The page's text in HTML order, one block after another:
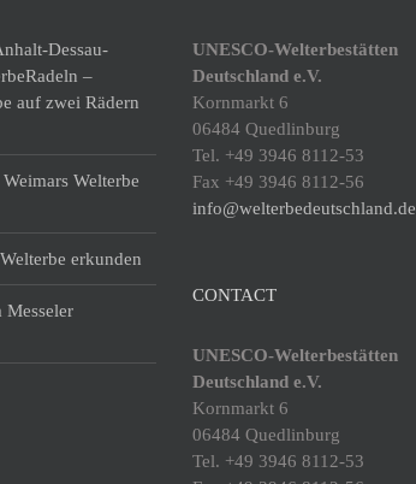
Dessau-
–
auf zwei Rädern
Welterbe
erkunden
Messeler
UNESCO-Welterbestätten
Deutschland e.V.
Kornmarkt 6
06484 Quedlinburg
Tel. +49 3946 8112-53
Fax +49 3946 8112-56
info@welterbedeutschland.de
CONTACT
UNESCO-Welterbestätten
Deutschland e.V.
Kornmarkt 6
06484 Quedlinburg
Tel. +49 3946 8112-53